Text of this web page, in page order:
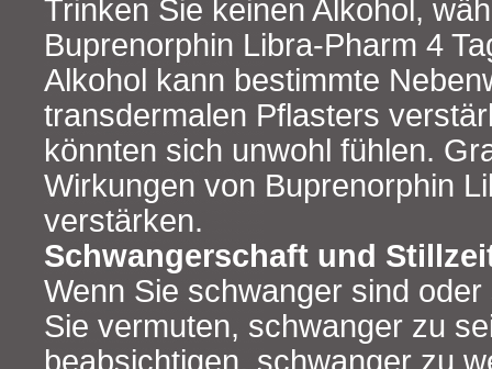
Trinken Sie keinen Alkohol,
Buprenorphin Libra-Pharm 4
Alkohol kann bestimmte
transdermalen Pflasters
könnten sich unwohl fühlen.
Wirkungen von Buprenorphin
verstärken.
Schwangerschaft und
Wenn Sie schwanger sind
Sie vermuten, schwanger zu
beabsichtigen, schwanger zu